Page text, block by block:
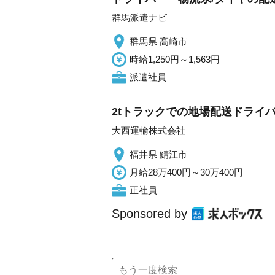
群馬派遣ナビ
群馬県 高崎市
時給1,250円～1,563円
派遣社員
2tトラックでの地場配送ドライ
大西運輸株式会社
福井県 鯖江市
月給28万400円～30万400円
正社員
Sponsored by